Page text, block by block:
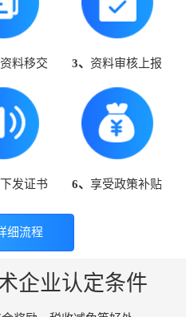
料移交 3、 资料审核上报
发证书 6、 享受政策补贴
细流程
企业认定条件